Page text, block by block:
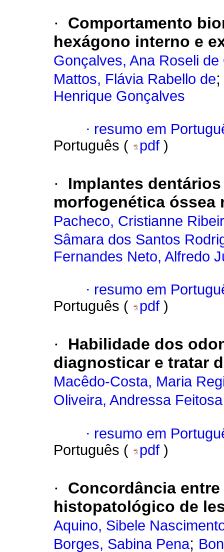
·
Comportamento
hexágono interno e
Gonçalves, Ana Roseli de
Mattos, Flávia Rabello de
Henrique Gonçalves
· resumo em
Português (
pdf )
·
Implantes
morfogenética óssea
Pacheco, Cristianne
Sâmara dos Santos
Fernandes Neto, Alfredo
· resumo em
Português (
pdf )
·
Habilidade dos
diagnosticar e tratar
Macêdo-Costa, Maria
Oliveira, Andressa
· resumo em
Português (
pdf )
·
Concordância
histopatológico de
Aquino, Sibele
Borges, Sabina Pena;